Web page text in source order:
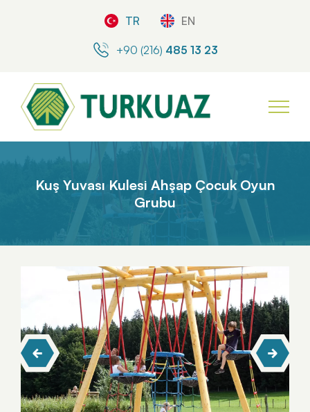
TR EN
+90 (216) 485 13 23
Kuş Yuvası Kulesi Ahşap Çocuk Oyun
Grubu